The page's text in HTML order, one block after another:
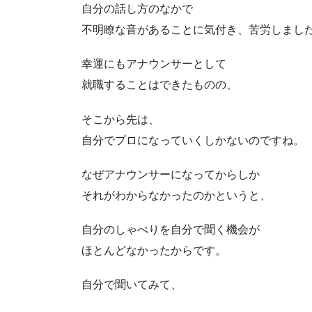
自分の話し方のなかで
不明瞭な音があることに気付き、苦労しまし
幸運にもアナウンサーとして
就職することはできたものの、
そこから先は、
自分でプロになっていくしかないのですね。
なぜアナウンサーになってからしか
それがわからなかったのかというと、
自分のしゃべりを自分で聞く機会が
ほとんどなかったからです。
自分で聞いてみて、